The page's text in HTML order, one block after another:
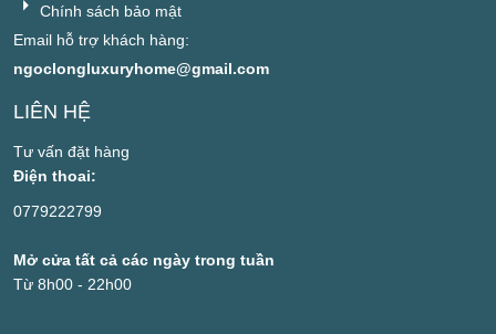
Chính sách bảo mật
Email hỗ trợ khách hàng:
ngoclongluxuryhome@gmail.com
LIÊN HỆ
Tư vấn đặt hàng
Điện thoai:
0779222799
Mở cửa tất cả các ngày trong tuần
Từ 8h00 - 22h00